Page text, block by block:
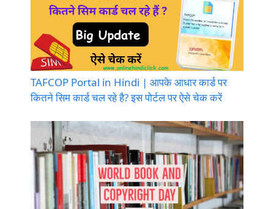
TAFCOP Portal in Hindi | आपके आधार कार्ड पर
कितने सिम कार्ड चल रहे है? इस पोर्टल पर ऐसे चेक करें